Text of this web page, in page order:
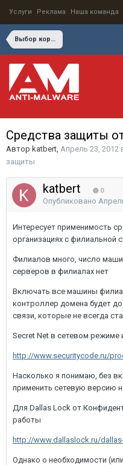
Услуги Реклама Наша команда
Выбор корпоративных средств защиты
Средства защиты
Автор katbert, Апрель 23, 2012
защиты
katbert 0
Опубликовано
Интересует применимость
организациях с филиальной
Филиалов много, число
серверов в филиалах нет
Включать все машины
контроллер домена будет
связи, которые не всегда
Secret Net в сетевом режиме
http://www.securitycode.ru/
Насколько я понимаю, без
применить сетевую версию
Для Dallas Lock от
работы
http://www.dallaslock.ru/
Однако о необходимости